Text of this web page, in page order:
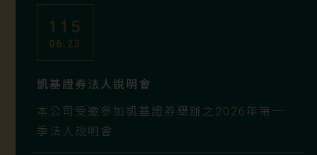
115
06.23
凱基證券法人說明會
本公司受邀參加凱基證券舉辦之2026年第一
季法人說明會